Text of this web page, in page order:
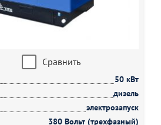
Сравнить
50 кВт
дизель
электрозапуск
380 Вольт (трехфазный)